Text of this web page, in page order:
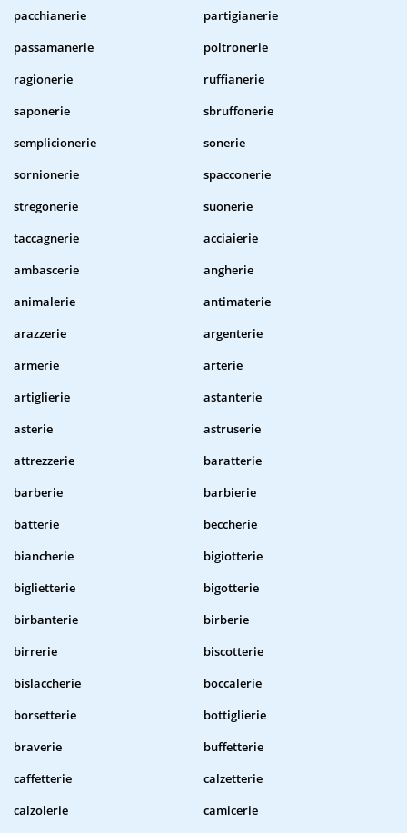
pacchianerie
partigianerie
passamanerie
poltronerie
ragionerie
ruffianerie
saponerie
sbruffonerie
semplicionerie
sonerie
sornionerie
spacconerie
stregonerie
suonerie
taccagnerie
acciaierie
ambascerie
angherie
animalerie
antimaterie
arazzerie
argenterie
armerie
arterie
artiglierie
astanterie
asterie
astruserie
attrezzerie
baratterie
barberie
barbierie
batterie
beccherie
biancherie
bigiotterie
biglietterie
bigotterie
birbanterie
birberie
birrerie
biscotterie
bislaccherie
boccalerie
borsetterie
bottiglierie
braverie
buffetterie
caffetterie
calzetterie
calzolerie
camicerie